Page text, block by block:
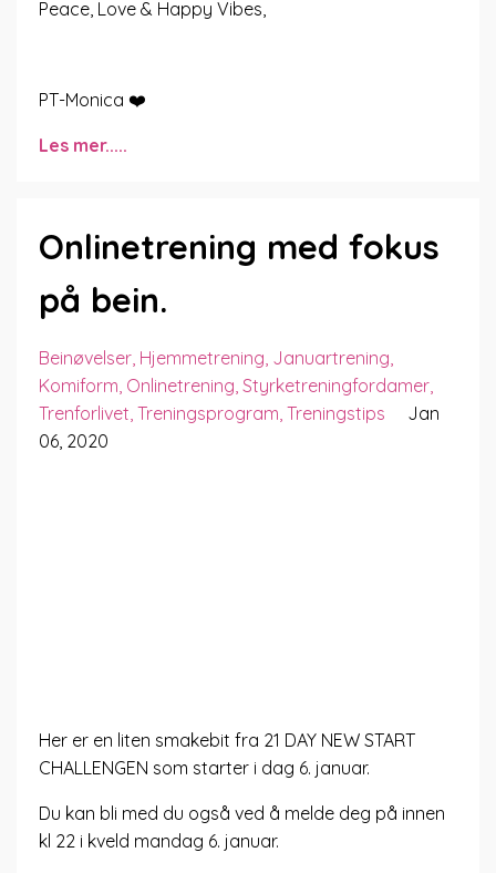
Peace, Love & Happy Vibes,
PT-Monica ❤️
Les mer.....
Onlinetrening med fokus
på bein.
Beinøvelser Hjemmetrening Januartrening
Komiform Onlinetrening Styrketreningfordamer
Trenforlivet Treningsprogram Treningstips
Jan
06, 2020
Her er en liten smakebit fra 21 DAY NEW START
CHALLENGEN som starter i dag 6. januar.
Du kan bli med du også ved å melde deg på innen
kl 22 i kveld mandag 6. januar.